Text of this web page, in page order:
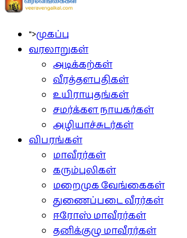
">முகப்பு
வரலாறுகள்
அடிக்கற்கள்
வீரத்தளபதிகள்
உயிராயுதங்கள்
சமர்க்கள நாயகர்கள்
அழியாச்சுடர்கள்
விபரங்கள்
மாவீரர்கள்
கரும்புலிகள்
மறைமுக வேங்கைகள்
துணைப்படை வீரர்கள்
ஈரோஸ் மாவீரர்கள்
தனிக்குழு மாவீரர்கள்